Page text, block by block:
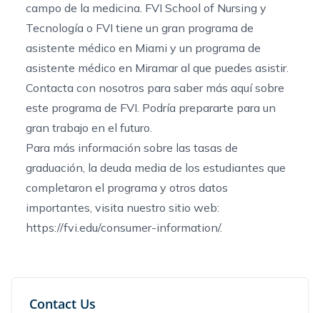
campo de la medicina. FVI School of Nursing y
Tecnología o FVI tiene un gran programa de
asistente médico en Miami y un programa de
asistente médico en Miramaral que puedes asistir.
Contacta con nosotros para saber más aquí sobre
este programa de FVI. Podría prepararte para un
gran trabajo en el futuro.
Para más información sobre las tasas de
graduación, la deuda media de los estudiantes que
completaron el programa y otros datos
importantes, visita nuestro sitio web:
https://fvi.edu/consumer-information/.
Contact Us